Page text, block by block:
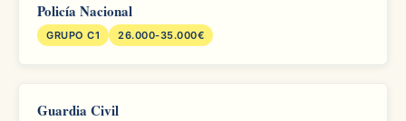
Policía Nacional
GRUPO C1 26.000-35.000€
Guardia Civil